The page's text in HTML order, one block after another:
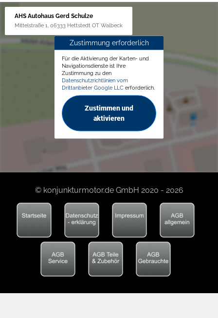
AHS Autohaus Gerd Schulze
Mittelstraße 1, 06333 Hettstedt OT Walbeck
Zustimmung erforderlich
Für die Aktivierung der Karten- und
Navigationsdienste ist Ihre
Zustimmung zu den
Datenschutzrichtlinien vom
Drittanbieter Google LLC erforderlich.
Zustimmen und
aktivieren
© konjunkturmotor.de GmbH 2020 - 2026